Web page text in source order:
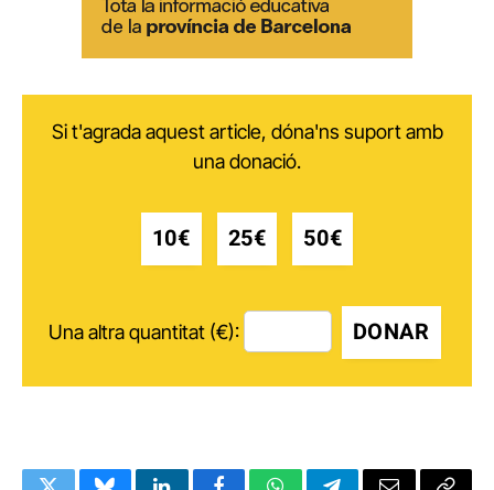
Si t'agrada aquest article, dóna'ns suport amb
una donació.
10€ 25€ 50€
Una altra quantitat (€): DONAR